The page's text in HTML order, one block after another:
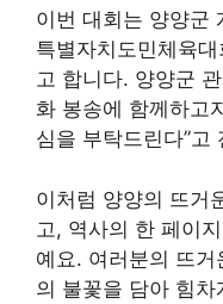
이번 대회는 양양군
특별자치도민체육
고 합니다. 양양군
화 봉송에 함께하고
심을 부탁드린다”고
이처럼 양양의 뜨거
고, 역사의 한 페이
예요. 여러분의 뜨
의 불꽃을 담아 힘